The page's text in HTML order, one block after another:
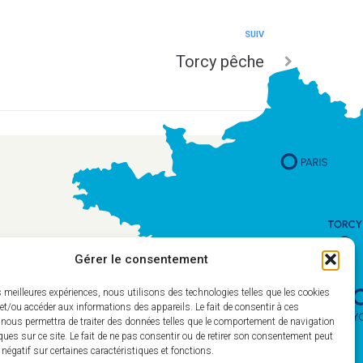
Gérer le consentement
meilleures expériences, nous utilisons des technologies telles que les cookies
ou accéder aux informations des appareils. Le fait de consentir à ces
permettra de traiter des données telles que le comportement de navigation
sur ce site. Le fait de ne pas consentir ou de retirer son consentement peut
négatif sur certaines caractéristiques et fonctions.
SUIV
Torcy pêche